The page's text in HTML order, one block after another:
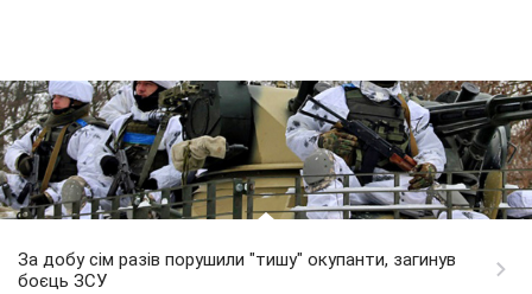
За добу сім разів порушили "тишу" окупанти, загинув
боєць ЗСУ